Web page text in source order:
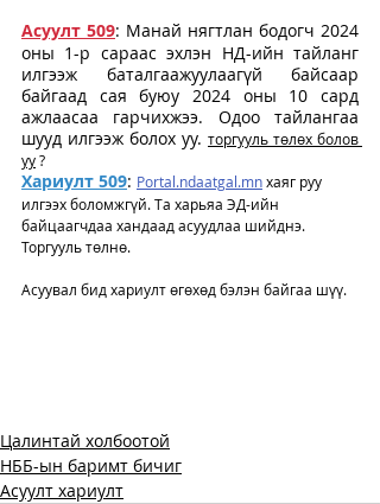
Асуулт 509: Манай нягтлан бодогч 2024
оны 1-р сараас эхлэн НД-ийн тайланг
илгээж баталгаажуулаагүй байсаар
байгаад сая буюу 2024 оны 10 сард
ажлаасаа гарчихжээ. Одоо тайлангаа
шууд илгээж болох уу. торгууль төлөх болов
уу ?
Хариулт 509: Portal.ndaatgal.mn хаяг руу
илгээх боломжгүй. Та харьяа ЭД-ийн
байцаагчдаа хандаад асуудлаа шийднэ.
Торгууль төлнө.
Асуувал бид хариулт өгөхөд бэлэн байгаа шүү.
Цалинтай холбоотой
НББ-ын баримт бичиг
Асуулт хариулт